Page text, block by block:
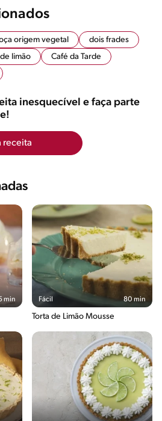
origem vegetal
dois frades
limão
Café da Tarde
inesquecível e faça parte
receita
min Fácil 80 min
Torta de Limão Mousse